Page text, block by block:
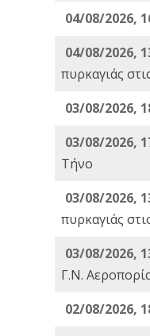
04/08/2026,
04/08/2026,
πυρκαγιάς
03/08/2026,
03/08/2026,
Τήνο
03/08/2026,
πυρκαγιάς
03/08/2026,
Γ.Ν.
02/08/2026,